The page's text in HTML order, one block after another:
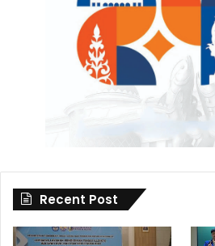
Recent Post